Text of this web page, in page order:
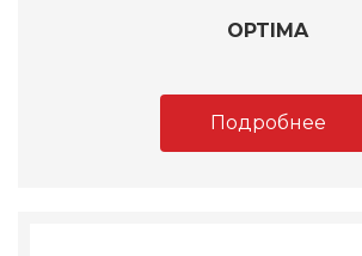
OPTIMA
Подробнее